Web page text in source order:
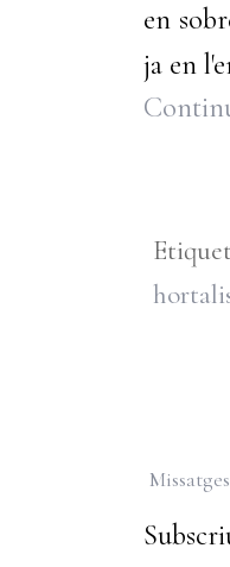
en
ja en